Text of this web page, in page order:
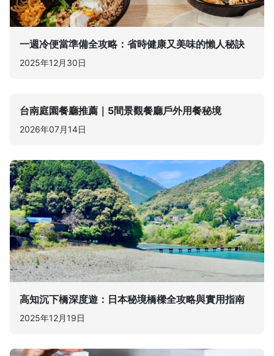
一週冷便當準備全攻略：省時健康又美味的懶人秘訣
2025年12月30日
台南庭園餐廳推薦｜5間景觀餐廳戶外用餐秘境
2026年07月14日
高知沉下橋深度遊：日本秘境橋樑全攻略與實用指南
2025年12月19日